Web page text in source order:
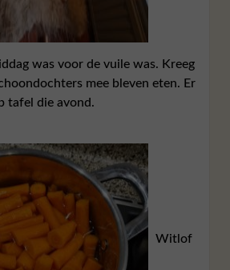
was voor de vuile was. Kreeg
mee bleven eten. Er
tafel die avond.
Witlof